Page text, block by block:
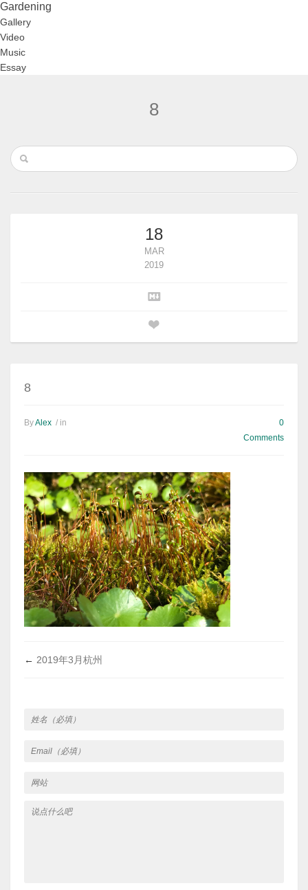
Gardening
Gallery
Video
Music
Essay
8
18
MAR
2019
8
ByAlex / in
0
Comments
← 2019年3月杭州